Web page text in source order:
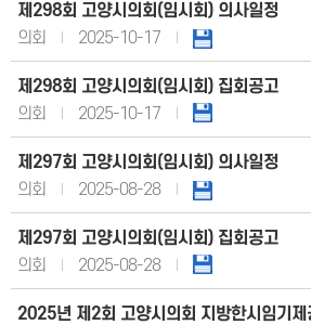
제298회 고양시의회(임시회) 의사일정
의회
2025-10-17
제298회 고양시의회(임시회) 집회공고
의회
2025-10-17
제297회 고양시의회(임시회) 의사일정
의회
2025-08-28
제297회 고양시의회(임시회) 집회공고
의회
2025-08-28
2025년 제2회 고양시의회 지방한시임기